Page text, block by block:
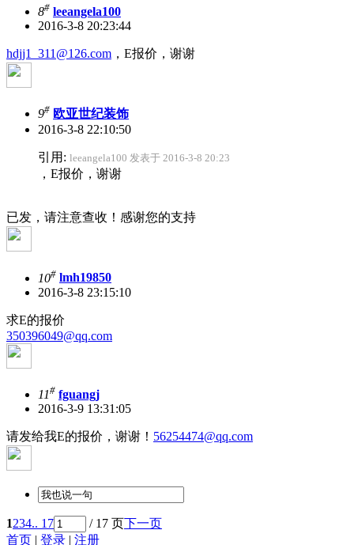
8# leeangela100
2016-3-8 20:23:44
hdjj1_311@126.com ，E报价，谢谢
9# 欧亚世纪装饰
2016-3-8 22:10:50
引用: leeangela100 发表于 2016-3-8 20:23
，E报价，谢谢
已发，请注意查收！感谢您的支持
10# lmh19850
2016-3-8 23:15:10
求E的报价
350396049@qq.com
11# fguangj
2016-3-9 13:31:05
请发给我E的报价，谢谢！ 56254474@qq.com
1234.. 17 / 17 页下一页
首页 | 登录 | 注册